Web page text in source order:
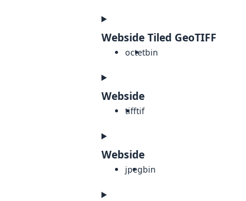
Webside Tiled GeoTIFF
octetbin
Webside
tifftif
Webside
jpegbin